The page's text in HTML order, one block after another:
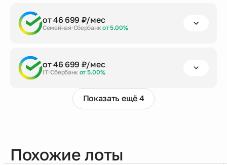
от 20%
первый взнос
до 30 лет
Заказать консультацию
Семейная Сбербанк от 5.00%
от 46 699 ₽/мес
от 20%
первый взнос
до 30 лет
Заказать консультацию
IT Сбербанк от 5.00%
от 46 699 ₽/мес
до 30 лет
срок кредита
сумма кредита
Показать ещё 4
Похожие лоты